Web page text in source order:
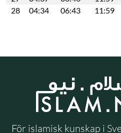
28
04:34 06:43 11:59
För islamisk kunskap i